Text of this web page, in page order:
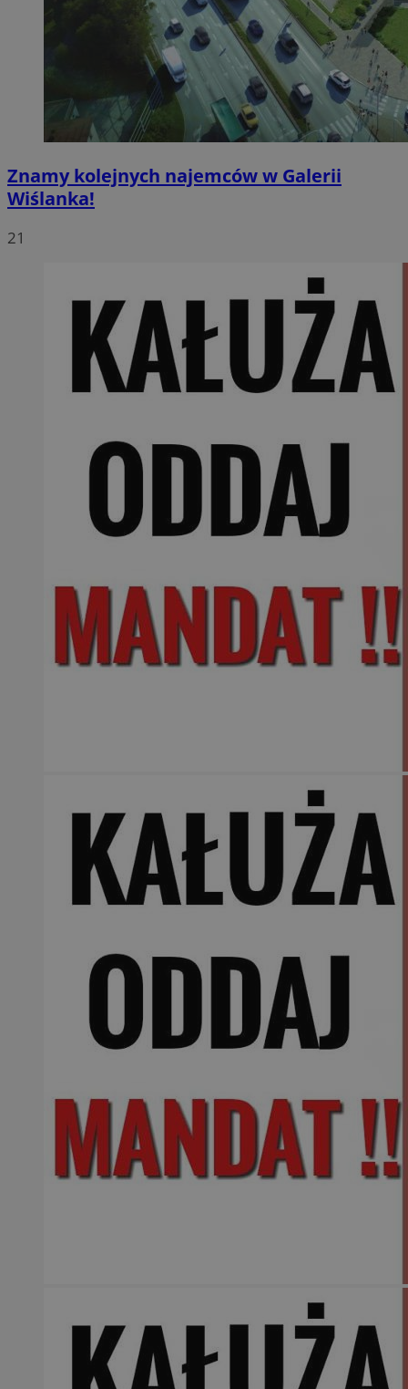
Znamy kolejnych najemców w Galerii
Wiślanka!
21